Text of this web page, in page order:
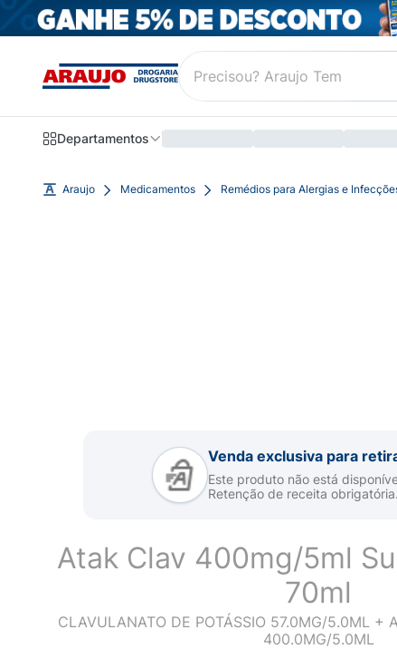
Departamentos
Araujo Medicamentos Remédios para Alergias e
Venda exclusiva para
Este produto não está
Retenção de receita obrigatória.
Atak Clav 400mg/5ml
70ml
CLAVULANATO DE POTÁSSIO 57.0MG/5.0ML +
400.0MG/5.0ML